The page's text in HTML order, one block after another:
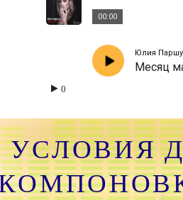
00:00
Юлия
Месяц
0
УСЛОВИЯ